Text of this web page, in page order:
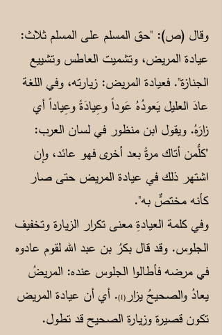
وقال (ص): "حق المسلم على المسلم ثلاث:
عيادة المريض، وتشميت العاطس وتشييع
الجنازة". فعيادة المريض: زيارته، وفي اللغة
عادَ العليل يَعودُهُ عَوداً وعِيادَةً وعِياداً أي
زارَهُ. ويقول ابن منظور في لسان العرب:
"كلُّمن أتاك مرةً بعد أخرى فهو عائد، وإن
اشتهر ذلك في عيادة المريض حتى صار
كأنه مختصٌّ به".
وفي كلمة العيادةِ معنى تكرار الزيارة وتخفيف
الجلوس. وقد قال بكرُ بن عبد الله لقوم عادوه
في مرضه فأطالوا الجلوس عنده: المريضُ
يعادُ والصحيحُ يزار(1) . أي أن عيادة المريض
تكون قصيرة وزيارة الصحيح قد تطول.